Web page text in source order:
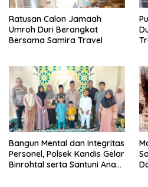
Ratusan Calon Jamaah
Umroh Duri Berangkat
Bersama Samira Travel
Bangun Mental dan Integritas
Personel, Polsek Kandis Gelar
Binrohtal serta Santuni Anak